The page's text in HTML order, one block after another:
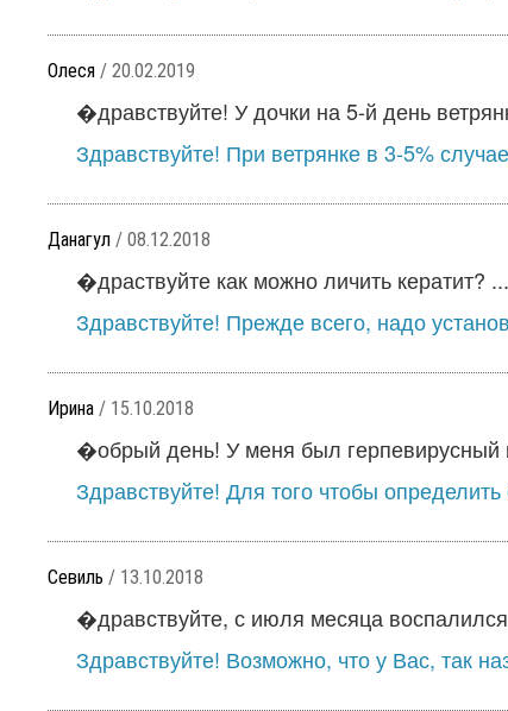
Олеся / 20.02.2019
�дравствуйте! У дочки на 5-й день
Здравствуйте! При ветрянке в 3-5%
Данагул / 08.12.2018
�драствуйте как можно личить кератит? ...
Здравствуйте! Прежде всего, надо
Ирина / 15.10.2018
�обрый день! У меня был герпевирусный
Здравствуйте! Для того чтобы
Севиль / 13.10.2018
�дравствуйте, с июля месяца
Здравствуйте! Возможно, что у Вас, так